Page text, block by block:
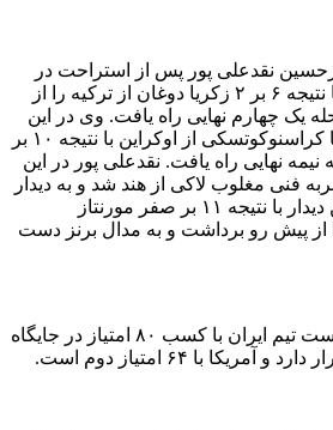
امیرحسین نقدعلی پور پس از استراحت در
دور نخست، در دور دوم با نتیجه ۶ بر ۲ زکریا دوغان از ترکیه را از
یک چهارم نهایی راه یافت. وی در این
مرحله در مصاف با میکیتا کراسنوکوتسکی از اوکراین با نتیجه ۱۰ بر
نهایی راه یافت. نقدعلی پور در این
با نتیجه ۱۵ بر ۷ و ضربه فنی مغلوب لاکی از هند شد و به دیدار
رده بندی رفت. وی در این دیدار با نتیجه ۱۱ بر صفر مورنتاز
از پیش رو برداشت و به مدال برنز دست
در پایان مسابقات روز نخست تیم ایران با کسب ۸۰ امتیاز در جایگاه
با ۶۴ امتیاز دوم است.